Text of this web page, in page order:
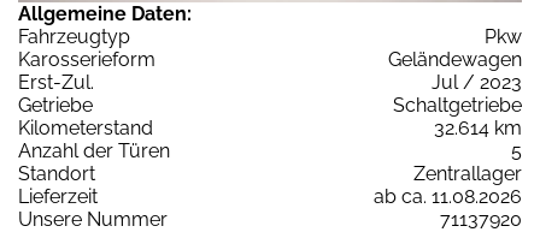
Allgemeine Daten:
Fahrzeugtyp
Pkw
Karosserieform
Geländewagen
Erst-Zul.
Jul / 2023
Getriebe
Schaltgetriebe
Kilometerstand
32.614 km
Anzahl der Türen
5
Standort
Zentrallager
Lieferzeit
ab ca. 11.08.2026
Unsere Nummer
71137920